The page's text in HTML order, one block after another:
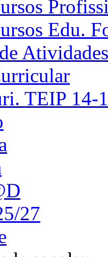
Edu.
Atividades
TEIP 14-
27